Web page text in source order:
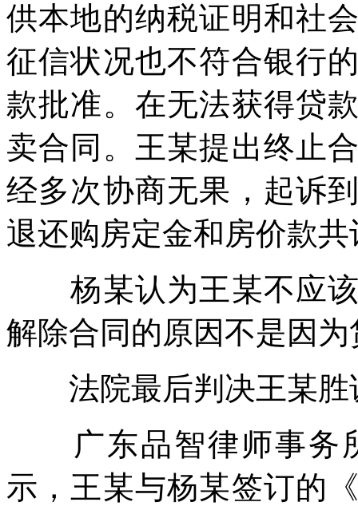
供本地的纳税证明和社
征信状况也不符合银行
款批准。在无法获得贷
卖合同。王某提出终止
经多次协商无果，起诉
退还购房定金和房价款共
杨某认为王某不应该
解除合同的原因不是因
法院最后判决王某胜
广东品智律师事务
示，王某与杨某签订的